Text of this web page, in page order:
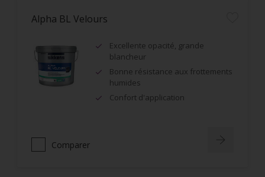
Alpha BL Velours
Excellente opacité, grande
blancheur
Bonne résistance aux frottements
humides
Confort d'application
Comparer